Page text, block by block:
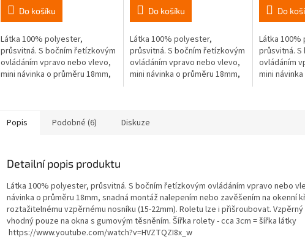
Do košíku
Látka 100% polyester,
průsvitná. S bočním řetízkovým
ovládáním vpravo nebo vlevo,
mini návinka o průměru 18mm,
Do košíku
Látka 100% polyester,
průsvitná. S bočním řetízkovým
ovládáním vpravo nebo vlevo,
mini návinka o průměru 18mm,
Do
Látka
průsvitná.
ovládáním
mini
Popis Podobné (6) Diskuze
Detailní popis produktu
Látka 100% polyester, průsvitná. S bočním řetízkovým ovládáním vpravo nebo
návinka o průměru 18mm, snadná montáž nalepením nebo zavěšením na okenní
roztažitelnému vzpěrnému nosníku (15-22mm). Roletu lze i přišroubovat. Vzpěrný
vhodný pouze na okna s gumovým těsněním. Šířka rolety - cca 3cm = šířka látky
https://www.youtube.com/watch?v=HVZTQZI8x_w